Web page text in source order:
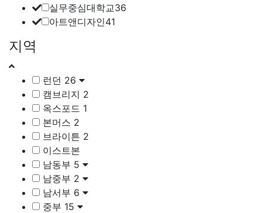
실무중심대학교36
아트앤디자인41
지역
런던 26
캠브리지 2
옥스포드 1
본머스 2
브라이튼 2
이스트본
남동부 5
남중부 2
남서부 6
중부 15